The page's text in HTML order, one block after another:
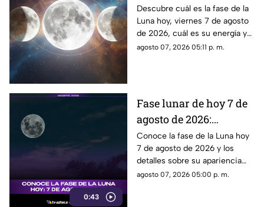
viernes 7 de agosto de
2026: ¿Cómo se verá el
astro durante la noche?
Descubre cuál es la fase de la
Luna hoy, viernes 7 de agosto
de 2026, cuál es su energía y
cómo nos podría afectar.
agosto 07, 2026 05:11 p. m.
0:43
Fase lunar de hoy 7 de
agosto de 2026:
descubre cómo luce la
Luna y su significado
Conoce la fase de la Luna hoy
7 de agosto de 2026 y los
detalles sobre su apariencia
durante esta jornada.
agosto 07, 2026 05:00 p. m.